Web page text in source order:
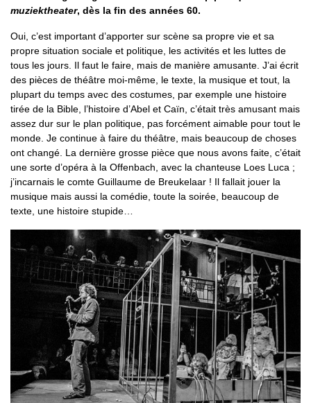
muziektheater, dès la fin des années 60.
Oui, c’est important d’apporter sur scène sa propre vie et sa
propre situation sociale et politique, les activités et les luttes de
tous les jours. Il faut le faire, mais de manière amusante. J’ai écrit
des pièces de théâtre moi-même, le texte, la musique et tout, la
plupart du temps avec des costumes, par exemple une histoire
tirée de la Bible, l’histoire d’Abel et Caïn, c’était très amusant mais
assez dur sur le plan politique, pas forcément aimable pour tout le
monde. Je continue à faire du théâtre, mais beaucoup de choses
ont changé. La dernière grosse pièce que nous avons faite, c’était
une sorte d’opéra à la Offenbach, avec la chanteuse Loes Luca ;
j’incarnais le comte Guillaume de Breukelaar ! Il fallait jouer la
musique mais aussi la comédie, toute la soirée, beaucoup de
texte, une histoire stupide…